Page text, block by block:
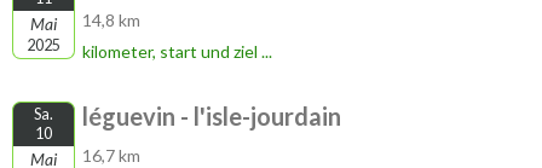
Mai
2025
14,8 km
kilometer, start und ziel ...
Sa.
10
Mai
léguevin - l'isle-jourdain
16,7 km